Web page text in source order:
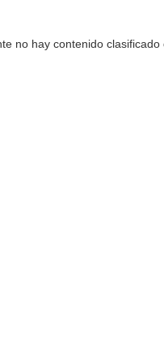
no hay contenido clasificado